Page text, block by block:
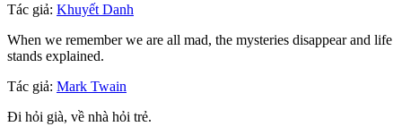
Tác giả: Khuyết Danh
When we remember we are all mad, the mysteries disappear and life
stands explained.
Tác giả: Mark Twain
Đi hỏi già, về nhà hỏi trẻ.